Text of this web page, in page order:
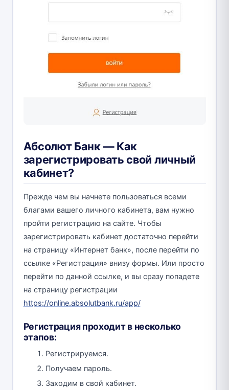
Абсолют Банк — Как
зарегистрировать свой личный
кабинет?
Прежде чем вы начнете пользоваться всеми
благами вашего личного кабинета, вам нужно
пройти регистрацию на сайте. Чтобы
зарегистрировать кабинет достаточно перейти
на страницу «Интернет банк», после перейти по
ссылке «Регистрация» внизу формы. Или просто
перейти по данной ссылке, и вы сразу попадете
на страницу регистрации
https://online.absolutbank.ru/app/
Регистрация проходит в несколько
этапов:
Регистрируемся.
Получаем пароль.
Заходим в свой кабинет.